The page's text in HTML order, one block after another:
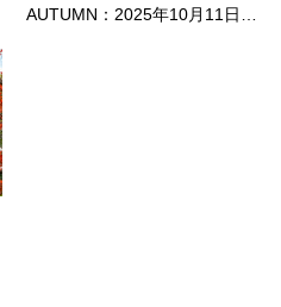
AUTUMN：2025年10月11日…